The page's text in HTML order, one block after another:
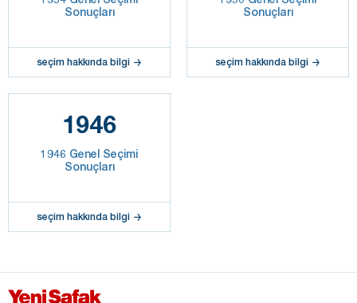
Sonuçları
seçim hakkında bilgi
Sonuçları
seçim hakkında bilgi
1946
1946 Genel Seçimi
Sonuçları
seçim hakkında bilgi